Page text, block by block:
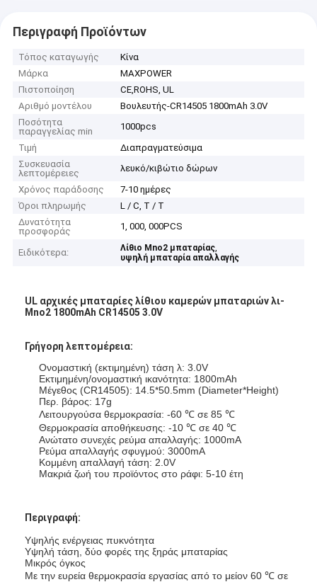
Περιγραφή Προϊόντων
Τόπος καταγωγής
Κίνα
Μάρκα
MAXPOWER
Πιστοποίηση
CE,ROHS, UL
Αριθμό μοντέλου
Βουλευτής-CR14505 1800mAh 3.0V
Ποσότητα
παραγγελίας min
1000pcs
Τιμή
Διαπραγματεύσιμα
Συσκευασία
λεπτομέρειες
λευκό/κιβώτιο δώρων
Χρόνος παράδοσης
7-10 ημέρες
Όροι πληρωμής
L / C, T / T
Δυνατότητα
προσφοράς
1, 000, 000PCS
Ειδικότερα: Λίθιο Mno2 μπαταρίας,
υψηλή μπαταρία απαλλαγής
UL αρχικές μπαταρίες λίθιου καμερών μπαταριών λι-
Mno2 1800mAh CR14505 3.0V
Γρήγορη λεπτομέρεια:
Ονομαστική (εκτιμημένη) τάση λ: 3.0V
Εκτιμημένη/ονομαστική ικανότητα: 1800mAh
Μέγεθος (CR14505): 14.5*50.5mm (Diameter*Height)
Περ. βάρος: 17g
Λειτουργούσα θερμοκρασία: -60 ℃ σε 85 ℃
Θερμοκρασία αποθήκευσης: -10 ℃ σε 40 ℃
Ανώτατο συνεχές ρεύμα απαλλαγής: 1000mA
Ρεύμα απαλλαγής σφυγμού: 3000mA
Κομμένη απαλλαγή τάση: 2.0V
Μακριά ζωή του προϊόντος στο ράφι: 5-10 έτη
Περιγραφή:
Υψηλής ενέργειας πυκνότητα
Υψηλή τάση, δύο φορές της ξηράς μπαταρίας
Μικρός όγκος
Με την ευρεία θερμοκρασία εργασίας από το μείον 60 ℃ σε